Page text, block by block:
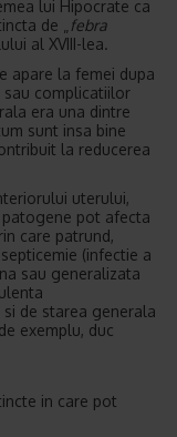
lui Hipocrate ca
de „
febra
al XVIII-lea.
apare la femei dupa
sau complicatiilor
era una dintre
sunt insa bine
la reducerea
uterului,
pot afecta
care patrund,
(infectie a
sau generalizata
de starea generala
exemplu, duc
in care pot